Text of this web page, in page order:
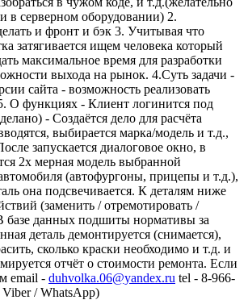
в серверном оборудовании) 2.
и фронт и бэк 3. Учитывая что
затягивается ищем человека который
максимальное время для разработки
выхода на рынок. 4.Суть задачи -
сайта - возможность реализовать
О функциях - Клиент логинится под
- Создаётся дело для расчёта
выбирается марка/модель и т.д.,
запускается диалоговое окно, в
2х мерная модель выбранной
(автофургоны, прицепы и т.д.),
она подсвечивается. К деталям ниже
(заменить / отремотировать /
базе данных подшиты нормативы за
деталь демонтируется (снимается),
сколько краски необходимо и т.д. и
отчёт о стоимости ремонта. Если
email - duhvolka.06@yandex.ru tel - 8-966-
/ WhatsApp)